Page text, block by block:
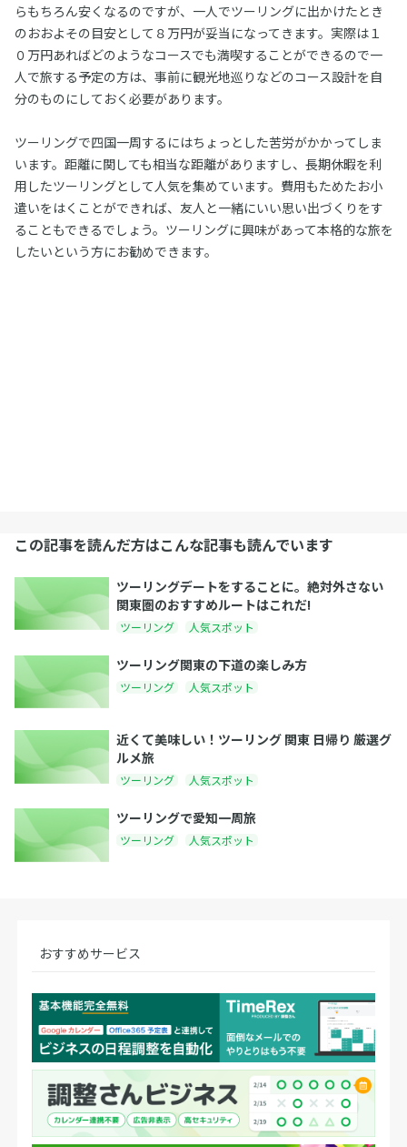
らもちろん安くなるのですが、一人でツーリングに出かけたとき
のおおよその目安として８万円が妥当になってきます。実際は１
０万円あればどのようなコースでも満喫することができるので一
人で旅する予定の方は、事前に観光地巡りなどのコース設計を自
分のものにしておく必要があります。
ツーリングで四国一周するにはちょっとした苦労がかかってしま
います。距離に関しても相当な距離がありますし、長期休暇を利
用したツーリングとして人気を集めています。費用もためたお小
遣いをはくことができれば、友人と一緒にいい思い出づくりをす
ることもできるでしょう。ツーリングに興味があって本格的な旅を
したいという方にお勧めできます。
この記事を読んだ方はこんな記事も読んでいます
ツーリングデートをすることに。絶対外さない
関東圏のおすすめルートはこれだ!
ツーリング 人気スポット
ツーリング関東の下道の楽しみ方
ツーリング 人気スポット
近くて美味しい！ツーリング 関東 日帰り 厳選グ
ルメ旅
ツーリング 人気スポット
ツーリングで愛知一周旅
ツーリング 人気スポット
おすすめサービス